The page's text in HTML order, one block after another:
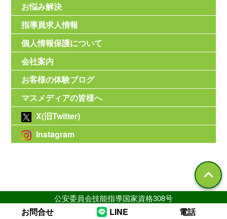
お悩み解決
指導員求人情報
個人情報保護について
会社案内
お客様の体験ブログ
マスメディアの皆様へ
X(旧Twitter)
Instagram
公安委員会技能指導国家資格308号
お問合せ LINE 電話